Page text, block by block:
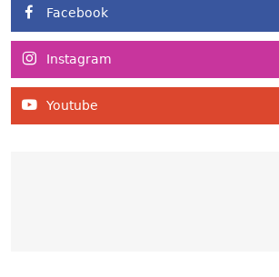
Facebook
Instagram
Youtube